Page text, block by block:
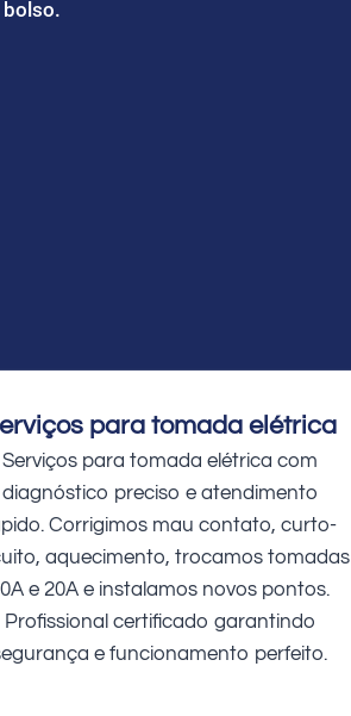
bolso.
para tomada elétrica
Serviços para tomada elétrica com
diagnóstico preciso e atendimento
Corrigimos mau contato, curto-
aquecimento, trocamos tomadas
e 20A e instalamos novos pontos.
Profissional certificado garantindo
e funcionamento perfeito.